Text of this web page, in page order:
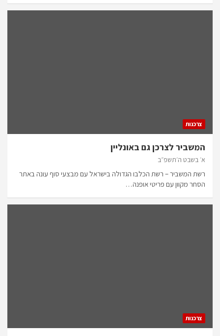
צרכנות
המשביר לצרכן גם באונליין
א׳ בשבט ה׳תשפ״ב
רשת המשביר – רשת הכלבו הגדולה בישראל עם מבצעי סוף עונה באתר
הסחר מקוון עם פריטי אופנה…
צרכנות